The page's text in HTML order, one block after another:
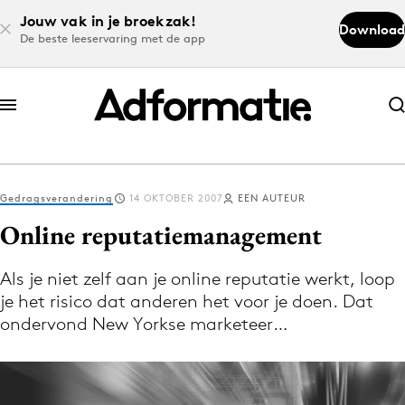
Jouw vak in je broekzak!
De beste leeservaring met de app
Download
Abonneer nu
Abonneer nu
Log in
Download de app
Volg het laatste nieuws via de Adformatie
Nieuws app
Gedragsverandering 14 OKTOBER 2007 EEN AUTEUR
Online reputatiemanagement
Als je niet zelf aan je online reputatie werkt, loop
je het risico dat anderen het voor je doen. Dat
ondervond New Yorkse marketeer…